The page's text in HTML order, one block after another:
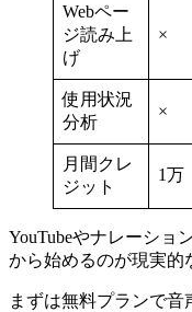
Webペー
ジ読み上
げ
×
使用状況
分析
×
月間クレ
ジット
1万
YouTubeやナレーショ
から始めるのが現実的
まずは無料プランで